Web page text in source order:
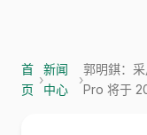
首
页
›
新闻
中心
›
郭明錤：
Pro 将于